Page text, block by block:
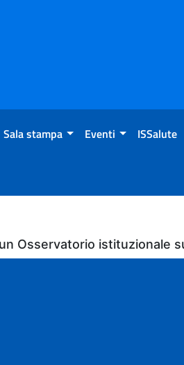
Sala stampa Eventi ISSalute
Osservatorio istituzionale